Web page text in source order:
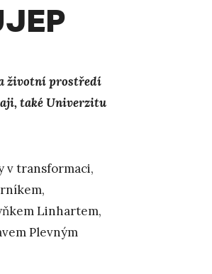
životní prostředí
také Univerzitu
v transformaci,
Linhartem,
Plevným